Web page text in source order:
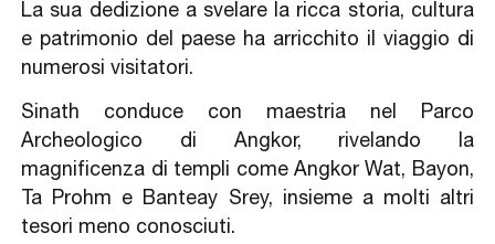
La sua dedizione a svelare la ricca storia, cultura
e patrimonio del paese ha arricchito il viaggio di
numerosi visitatori.
Sinath conduce con maestria nel Parco
Archeologico di Angkor, rivelando la
magnificenza di templi come Angkor Wat, Bayon,
Ta Prohm e Banteay Srey, insieme a molti altri
tesori meno conosciuti.